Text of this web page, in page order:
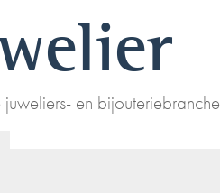
en bijouteriebranche